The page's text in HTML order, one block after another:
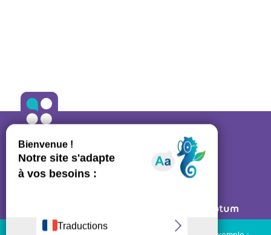
ALLO ORTHO
Post Scriptum
Ressources régulateurs